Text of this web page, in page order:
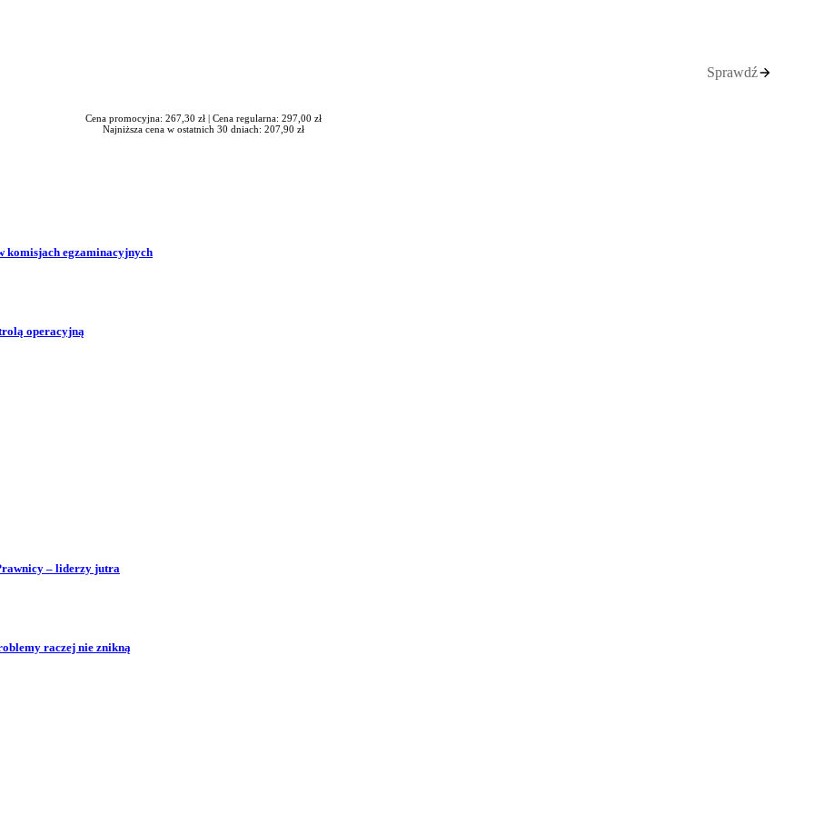
Sprawdź
Cena promocyjna: 267,30 zł | Cena regularna: 297,00 zł
Najniższa cena w ostatnich 30 dniach: 207,90 zł
komisjach egzaminacyjnych
operacyjną
– liderzy jutra
raczej nie znikną